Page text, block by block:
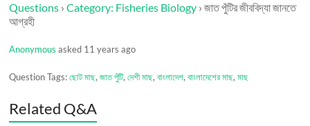
Questions ›Category: Fisheries Biology ›জাত পুঁটির জীববিদ্যা জানতে
আগ্রহী
Anonymous asked 11 years ago
Question Tags:ছোট মাছ,জাত পুঁটি,দেশী মাছ,বাংলাদেশ,বাংলাদেশের মাছ,মাছ
Related Q&A